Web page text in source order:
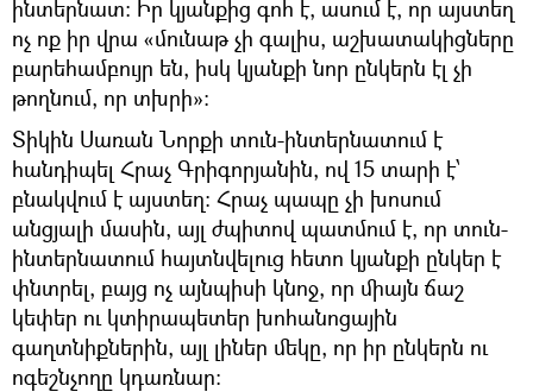
ինտերնատ: Իր կյանքից գոհ է, ասում է, որ այստեղ
ոչ ոք իր վրա «մունաթ չի գալիս, աշխատակիցները
բարեհամբույր են, իսկ կյանքի նոր ընկերն էլ չի
թողնում, որ տխրի»:
Տիկին Սառան Նորքի տուն-ինտերնատում է
հանդիպել Հրաչ Գրիգորյանին, ով 15 տարի է՝
բնակվում է այստեղ: Հրաչ պապը չի խոսում
անցյալի մասին, այլ ժպիտով պատմում է, որ տուն-
ինտերնատում հայտնվելուց հետո կյանքի ընկեր է
փնտրել, բայց ոչ այնպիսի կնոջ, որ միայն ճաշ
կեփեր ու կտիրապետեր խոհանոցային
գաղտնիքներին, այլ լիներ մեկը, որ իր ընկերն ու
ոգեշնչողը կդառնար: